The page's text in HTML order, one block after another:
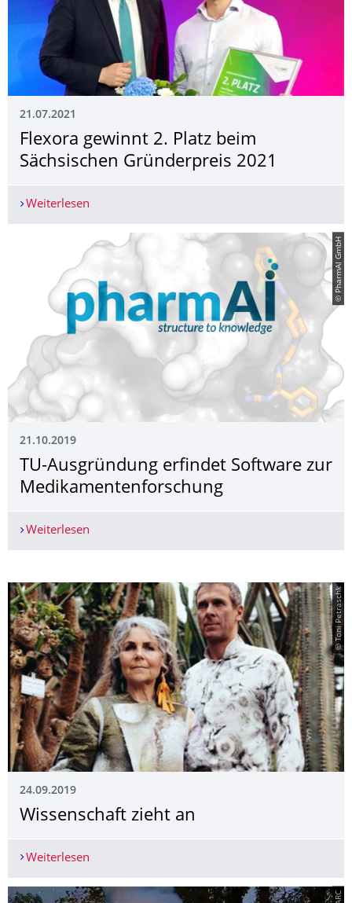
21.07.2021
Flexora gewinnt 2. Platz beim
Sächsischen Gründerpreis 2021
Weiterlesen
© PharmAI GmbH
21.10.2019
TU-Ausgründung erfindet Software zur
Medikamentenfor­schung
Weiterlesen
© Toni Petraschk
24.09.2019
Wissenschaft zieht an
Weiterlesen